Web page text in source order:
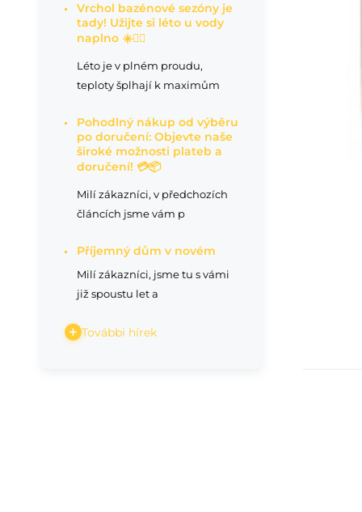
Vrchol bazénové sezóny je
tady! Užijte si léto u vody
naplno ☀️🏊‍♂️
Léto je v plném proudu,
teploty šplhají k maximům
Pohodlný nákup od výběru
po doručení: Objevte naše
široké možnosti plateb a
doručení! 💳📦
Milí zákazníci, v předchozích
článcích jsme vám p
Příjemný dům v novém
Milí zákazníci, jsme tu s vámi
již spoustu let a
További hírek